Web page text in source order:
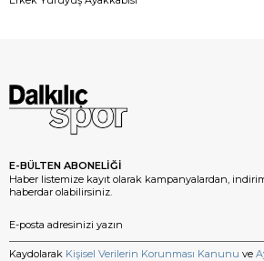
E-BÜLTEN ABONELİĞİ
Haber listemize kayıt olarak kampanyalardan,
haberdar olabilirsiniz.
Kaydolarak Kişisel Verilerin Korunması Kanunu ve